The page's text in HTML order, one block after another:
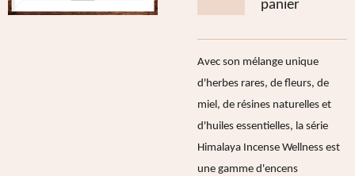
panier
Avec son mélange unique
d'herbes rares, de fleurs, de
miel, de résines naturelles et
d'huiles essentielles, la série
Himalaya Incense Wellness est
une gamme d'encens